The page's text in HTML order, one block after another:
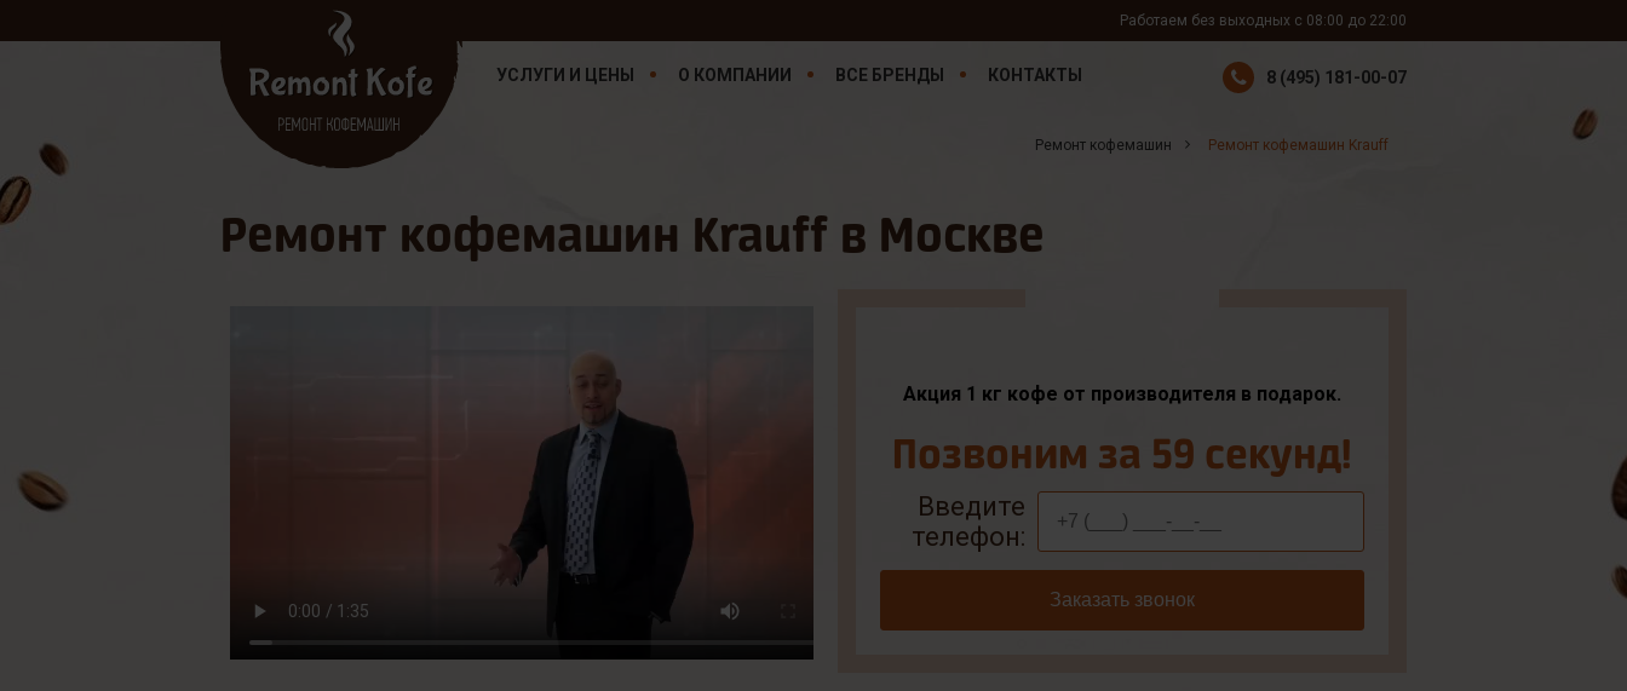
Работаем без выходных с 08:00 до 22:00
УСЛУГИ И ЦЕНЫ О КОМПАНИИ ВСЕ БРЕНДЫ КОНТАКТЫ 8 (495) 181-00-07
Ремонт кофемашин Ремонт кофемашин Krauff
Ремонт кофемашин Krauff в Москве
Акция 1 кг кофе от производителя в подарок.
Позвоним за 59 секунд!
Введите
телефон:
Заказать звонок